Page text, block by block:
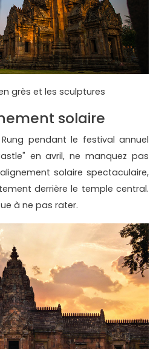
grès et les sculptures
solaire
pendant le festival annuel
en avril, ne manquez pas
solaire spectaculaire,
derrière le temple central.
à ne pas rater.